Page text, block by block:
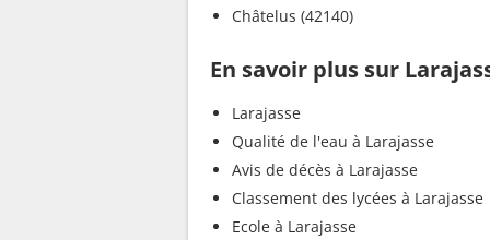
Châtelus (42140)
En savoir plus sur
Larajasse
Qualité de l'eau à Larajasse
Avis de décès à Larajasse
Classement des lycées à Larajasse
Ecole à Larajasse